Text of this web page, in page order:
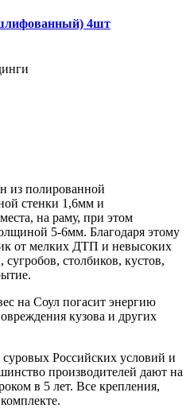
4шт
из полированной
стенки 1,6мм и
на раму, при этом
5-6мм. Благодаря этому
от мелких ДТП и невысоких
столбиков, кустов,
на Соул погасит энергию
кузова и других
Российских условий и
производителей дают на
в 5 лет. Все крепления,